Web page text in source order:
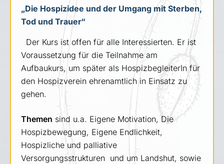
„Die Hospizidee und der Umgang mit Sterben,
Tod und Trauer“
Der Kurs ist offen für alle Interessierten. Er ist
Voraussetzung für die Teilnahme am
Aufbaukurs, um später als HospizbegleiterIn für
den Hospizverein ehrenamtlich in Einsatz zu
gehen.
Themen sind u.a. Eigene Motivation, Die
Hospizbewegung, Eigene Endlichkeit,
Hospizliche und palliative
Versorgungsstrukturen und um Landshut, sowie